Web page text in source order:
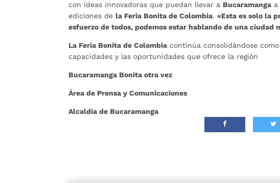
con ideas innovadoras que puedan llevar a Bucaramanga
ediciones dela Feria Bonita de Colombia.«Esta es solo la
esfuerzo de todos, podemos estar hablando de una ciudad
La Feria Bonita de Colombia continúa consolidándose
capacidades y las oportunidades que ofrece la región
Bucaramanga Bonita otra vez
Área de Prensa y Comunicaciones
Alcaldía de Bucaramanga